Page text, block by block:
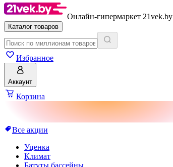
Онлайн-гипермаркет 21vek.by
Каталог товаров
Избранное
Аккаунт
Корзина
Все акции
Уценка
Климат
Батуты бассейны